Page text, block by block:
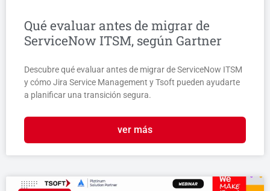
Qué evaluar antes de migrar de
ServiceNow ITSM, según Gartner
Descubre qué evaluar antes de migrar de ServiceNow ITSM
y cómo Jira Service Management y Tsoft pueden ayudarte
a planificar una transición segura.
ver más